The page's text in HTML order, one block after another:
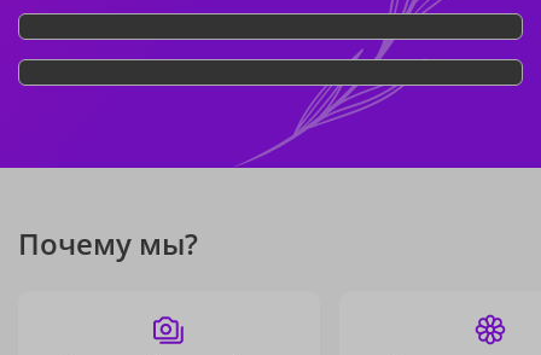
Почему мы?